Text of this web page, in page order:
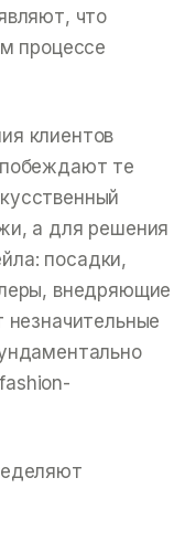
что
процессе
клиентов
те
а для решения
посадки,
внедряющие
незначительные